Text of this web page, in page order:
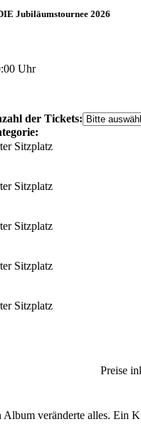
Jubiläumstournee 2026
Uhr
der Tickets:
Sitzplatz
Sitzplatz
Sitzplatz
Sitzplatz
Sitzplatz
Preise
veränderte alles. Ein